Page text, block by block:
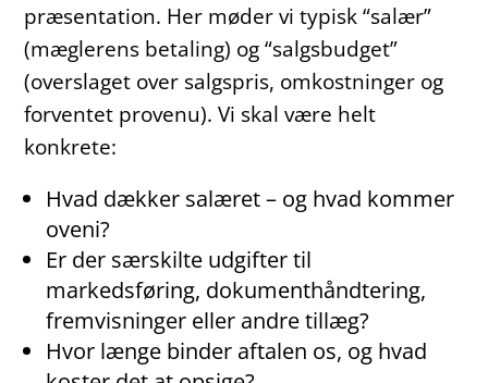
præsentation. Her møder vi typisk “salær”
(mæglerens betaling) og “salgsbudget”
(overslaget over salgspris, omkostninger og
forventet provenu). Vi skal være helt
konkrete:
Hvad dækker salæret – og hvad kommer
oveni?
Er der særskilte udgifter til
markedsføring, dokumenthåndtering,
fremvisninger eller andre tillæg?
Hvor længe binder aftalen os, og hvad